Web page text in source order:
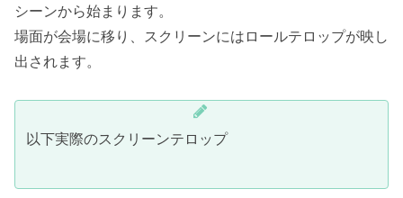
シーンから始まります。
場面が会場に移り、スクリーンにはロールテロップが映し
出されます。
以下実際のスクリーンテロップ